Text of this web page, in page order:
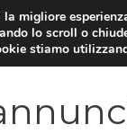
migliore
lo scroll o
stiamo